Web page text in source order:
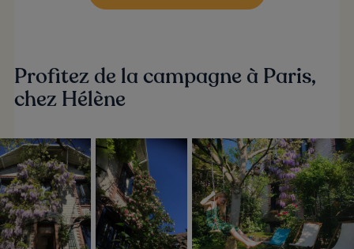
Profitez de la campagne à Paris,
chez Hélène